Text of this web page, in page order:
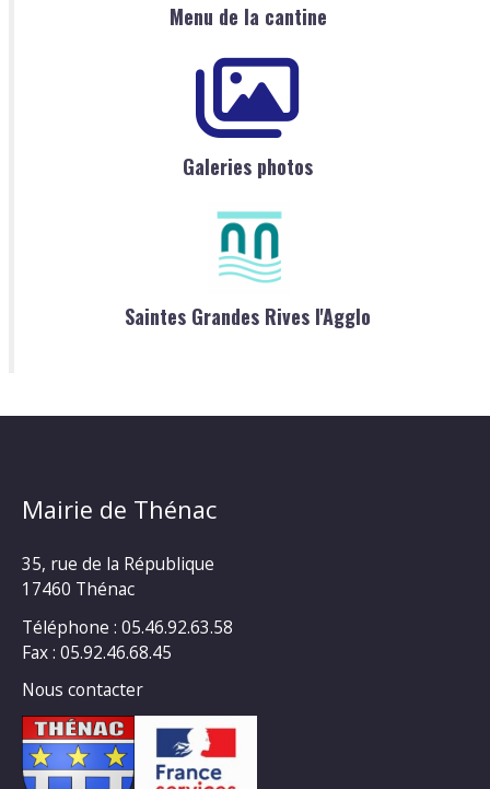
Menu de la cantine
Galeries photos
Saintes Grandes Rives l'Agglo
Mairie de Thénac
35, rue de la République
17460 Thénac
Téléphone : 05.46.92.63.58
Fax : 05.92.46.68.45
Nous contacter